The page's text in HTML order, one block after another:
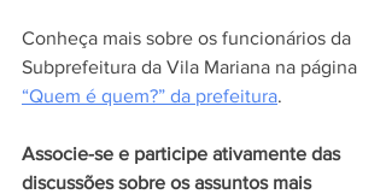
Conheça mais sobre os funcionários da
Subprefeitura da Vila Mariana na página
“Quem é quem?” da prefeitura.
Associe-se e participe ativamente das
discussões sobre os assuntos mais